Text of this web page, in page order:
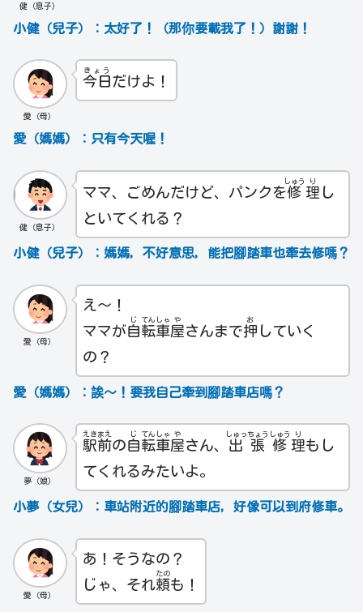
健（息子）
小健（兒子）：太好了！（那你要載我了！）謝謝！
愛（母）
今日
きょう
だけよ！
愛（媽媽）：只有今天喔！
健（息子）
ママ、ごめんだけど、パンクを修
しゅう
理
り
し
といてくれる？
小健（兒子）：媽媽，不好意思，能把腳踏車也牽去修嗎？
愛（母）
え～！
ママが自
じ
転
てん
車
しゃ
屋
や
さんまで押
お
していく
の？
愛（媽媽）：誒～！要我自己牽到腳踏車店嗎？
夢（娘）
駅
えき
前
まえ
の自
じ
転
てん
車
しゃ
屋
や
さん、 出
しゅっ
張
ちょう
修
しゅう
理
り
もし
てくれるみたいよ。
小夢（女兒）：車站附近的腳踏車店，好像可以到府修車。
愛（母）
あ！そうなの？
じゃ、それ頼
たの
も！